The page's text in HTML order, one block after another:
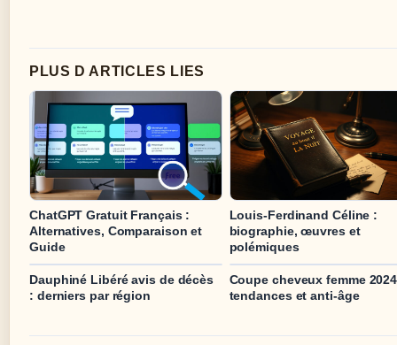
PLUS D ARTICLES LIES
ChatGPT Gratuit Français :
Alternatives, Comparaison et
Guide
Louis-Ferdinand Céline :
biographie, œuvres et
polémiques
Dauphiné Libéré avis de décès
: derniers par région
Coupe cheveux femme
tendances et anti-âge